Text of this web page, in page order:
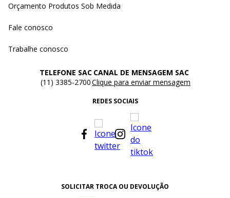
Orçamento Produtos Sob Medida
Fale conosco
Trabalhe conosco
TELEFONE SAC
(11) 3385-2700
CANAL DE MENSAGEM SAC
Clique para enviar mensagem
REDES SOCIAIS
SOLICITAR TROCA OU DEVOLUÇÃO